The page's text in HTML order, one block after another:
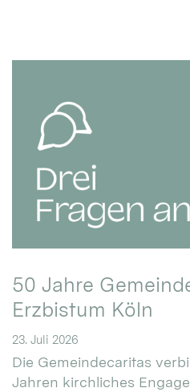
50 Jahre
Erzbistum Köln
23. Juli 2026
Die Gemeindecaritas
Jahren kirchliches